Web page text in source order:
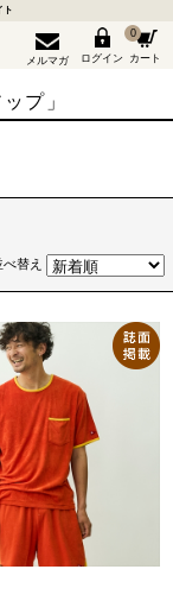
ト
メルマガ ログイン
0
カート
プ」
べ替え